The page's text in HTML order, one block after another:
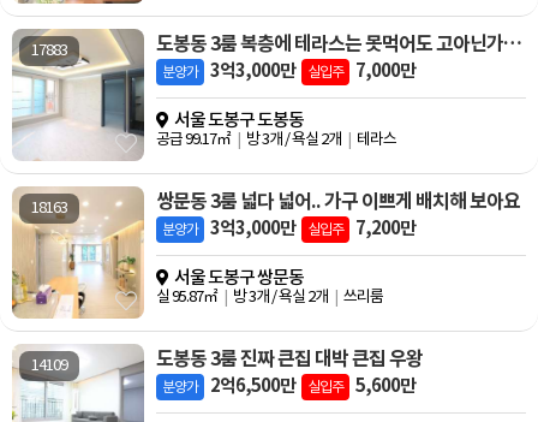
17883 도봉동 3룸 복층에 테라스는 못먹어도 고아닌가요?
분양가 3억3,000만 실입주 7,000만
서울 도봉구 도봉동
공급 99.17㎡ 방 3개 / 욕실 2개 테라스
18163 쌍문동 3룸 넓다 넓어.. 가구 이쁘게 배치해 보아요
분양가 3억3,000만 실입주 7,200만
서울 도봉구 쌍문동
실 95.87㎡ 방 3개 / 욕실 2개 쓰리룸
14109 도봉동 3룸 진짜 큰집 대박 큰집 우왕
분양가 2억6,500만 실입주 5,600만